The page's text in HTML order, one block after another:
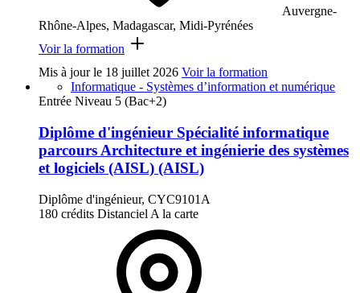
Auvergne-
Rhône-Alpes, Madagascar, Midi-Pyrénées
Voir la formation
Mis à jour le 18 juillet 2026 Voir la formation
Informatique - Systèmes d’information et numérique
Entrée Niveau 5 (Bac+2)
Diplôme d'ingénieur Spécialité informatique
parcours Architecture et ingénierie des systèmes
et logiciels (AISL) (AISL)
Diplôme d'ingénieur, CYC9101A
180 crédits Distanciel A la carte